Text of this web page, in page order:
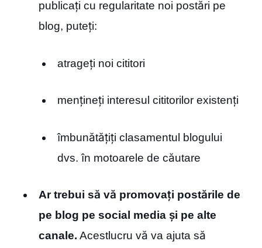
publicați cu regularitate noi postări pe
blog, puteți:
atrageți noi cititori
mențineți interesul cititorilor existenți
îmbunătățiți clasamentul blogului
dvs. în motoarele de căutare
Ar trebui să vă promovați postările de
pe blog pe social media și pe alte
canale. Acestlucru vă va ajuta să